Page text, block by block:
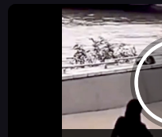
influencerky influenceři